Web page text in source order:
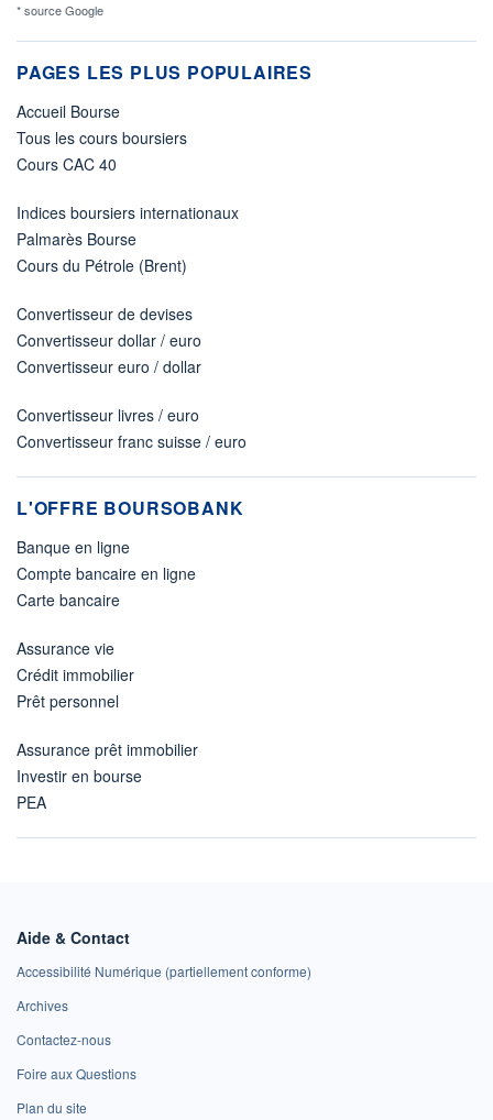
* source Google
PAGES LES PLUS POPULAIRES
Accueil Bourse
Tous les cours boursiers
Cours CAC 40
Indices boursiers internationaux
Palmarès Bourse
Cours du Pétrole (Brent)
Convertisseur de devises
Convertisseur dollar / euro
Convertisseur euro / dollar
Convertisseur livres / euro
Convertisseur franc suisse / euro
L'OFFRE BOURSOBANK
Banque en ligne
Compte bancaire en ligne
Carte bancaire
Assurance vie
Crédit immobilier
Prêt personnel
Assurance prêt immobilier
Investir en bourse
PEA
Aide & Contact
Accessibilité Numérique (partiellement conforme)
Archives
Contactez-nous
Foire aux Questions
Plan du site